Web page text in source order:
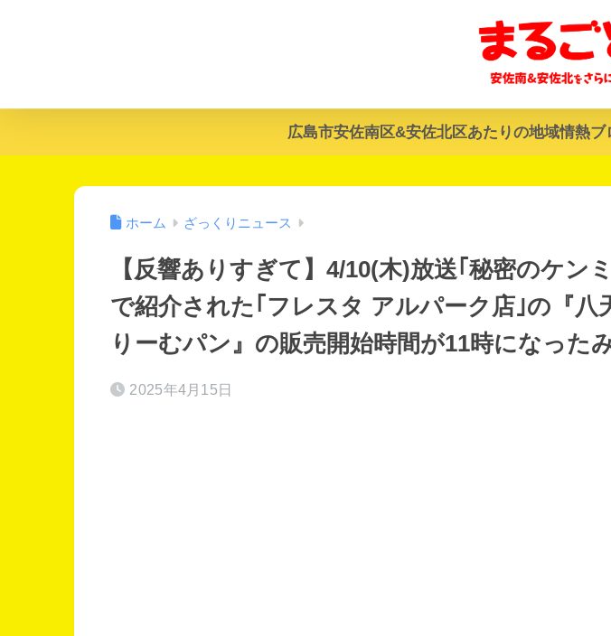
広島市安佐南区&安佐北区あたりの地域情熱
ホーム ざっくりニュース
【反響ありすぎて】4/10(木)放送｢秘密のケン
で紹介された｢フレスタ アルパーク店｣の『八
りーむパン』の販売開始時間が11時になった
2025年4月15日